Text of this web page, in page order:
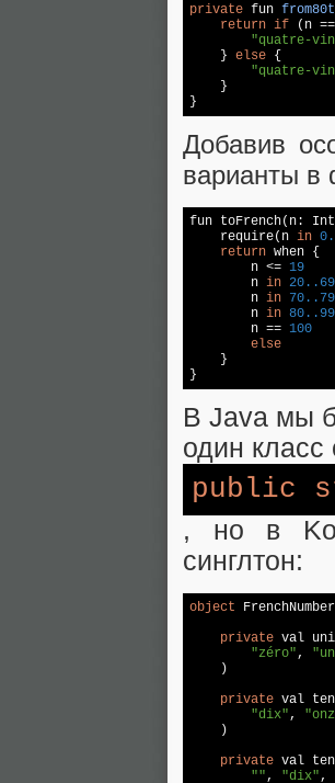
private fun
return if (n
"quatre-
    }
else {
"quatre-
    }
}
Добавив
варианты в
fun toFrench(n:
require(n in 0.
return when {
        n <=
19
        n
in 20. .69
        n
in 70. .79
        n
in 80. .99
        n ==
100
else
    }
}
В Java мы
один
public
, но в
синглтон:
object
private val
"zéro",
    )
private val
"dix",
    )
private val
"", "dix",